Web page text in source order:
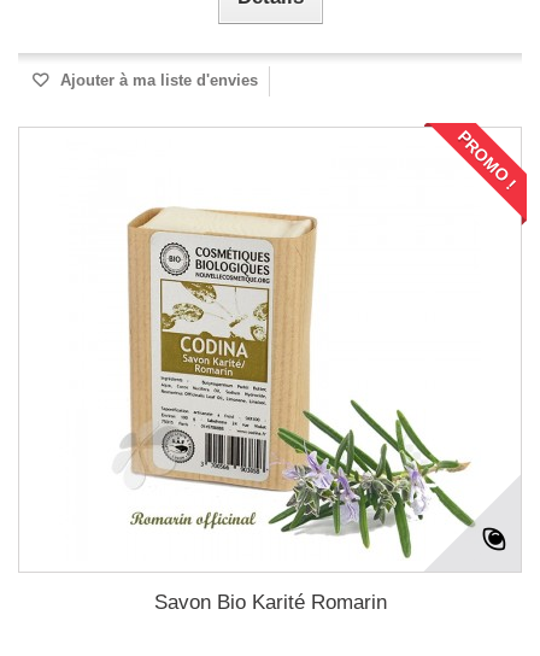
Ajouter à ma liste d'envies
PROMO !
Savon Bio Karité Romarin